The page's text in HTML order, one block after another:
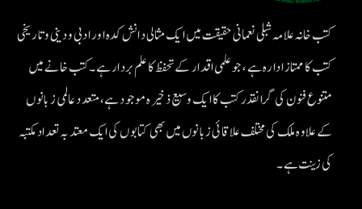
کتب خانہ علامہ شبلی نعمانی حقیقت میں ایک مثالی دانش کدہ اور ادبی ودینی و تاریخی
کتب کا ممتاز ادارہ ہے، جو علمی اقدار کے تحفظ کا علم بردار ہے۔کتب خانے میں
متنوع فنون کی گرانقدر کتب کا ایک وسیع ذخیرہ موجود ہے، متعدد عالمی زبانوں
کے علاوہ ملک کی مختلف علاقائی زبانوں میں بھی کتابوں کی ایک معتد بہ تعداد مکتبہ
کی زینت ہے۔